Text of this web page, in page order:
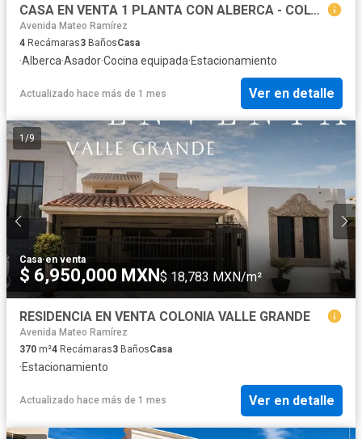
CASA EN VENTA 1 PLANTA CON ALBERCA - COLONIA MODELO.
Avenida Mateo Ramírez
4 Recámaras3 BañosCasa
·Alberca·Asador·Cocina equipada·Estacionamiento
Actualizado hace más de 1 mes Ver en detalle
1/9
Casa·en venta
$ 6,950,000 MXN $ 18,783 MXN/m²
RESIDENCIA EN VENTA COLONIA VALLE GRANDE
Avenida Mateo Ramírez
370 m²4 Recámaras3 BañosCasa
·Estacionamiento
Actualizado hace más de 1 mes Ver en detalle